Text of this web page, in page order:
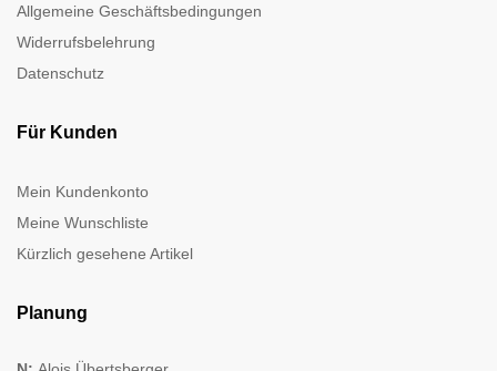
Allgemeine Geschäftsbedingungen
Widerrufsbelehrung
Datenschutz
Für Kunden
Mein Kundenkonto
Meine Wunschliste
Kürzlich gesehene Artikel
Planung